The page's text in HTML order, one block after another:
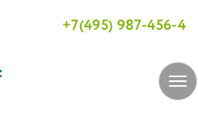
+7(495) 987-456-4